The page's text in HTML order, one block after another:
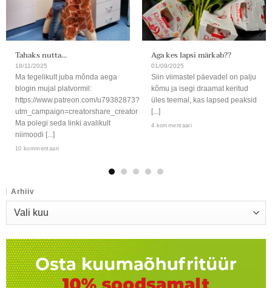
Tahaks nutta…
18/11/2025
Ma tegelikult juba mõnda aega
blogin mujal platvormil:
https://www.patreon.com/u79382873?
utm_campaign=creatorshare_creator
Ma polegi seda linki avalikult
niimoodi [...]
10 kommentaari
Aga kes lapsi märkab??
01/09/2025
Siin viimastel päevadel on palju
kõmu ja isegi draamat keritud
üles teemal, kas lapsed peaksid
[...]
4 kommentaari
Arhiiv
Arhiiv